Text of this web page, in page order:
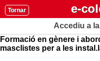
Tornar e-
Accediu a
Formació en gènere i
masclistes per a les